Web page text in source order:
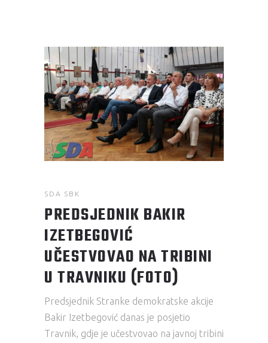
SDA SBK
PREDSJEDNIK BAKIR
IZETBEGOVIĆ
UČESTVOVAO NA TRIBINI
U TRAVNIKU (FOTO)
Predsjednik Stranke demokratske akcije
Bakir Izetbegović danas je posjetio
Travnik, gdje je učestvovao na javnoj tribini